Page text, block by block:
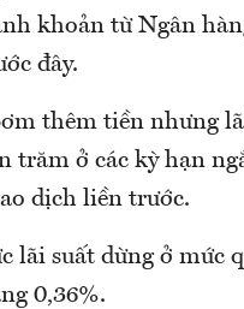
khoản từ Ngân
đây.
thêm tiền nhưng
trăm ở các kỳ hạn
dịch liền trước.
lãi suất dừng ở mức
0,36%.